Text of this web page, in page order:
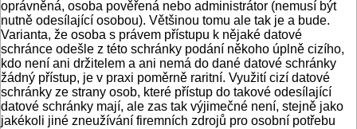
oprávněná, osoba pověřená nebo administrátor (nemusí být
nutně odesílající osobou). Většinou tomu ale tak je a bude.
Varianta, že osoba s právem přístupu k nějaké datové
schránce odešle z této schránky podání někoho úplně cizího,
kdo není ani držitelem a ani nemá do dané datové schránky
žádný přístup, je v praxi poměrně raritní. Využití cizí datové
schránky ze strany osob, které přístup do takové odesílající
datové schránky mají, ale zas tak výjimečné není, stejně jako
jakékoli jiné zneužívání firemních zdrojů pro osobní potřebu